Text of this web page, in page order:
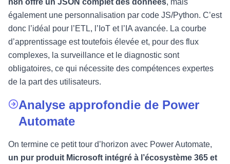
n8n offre un JSON complet des données, mais
également une personnalisation par code JS/Python. C’est
donc l’idéal pour l’ETL, l’IoT et l’IA avancée. La courbe
d’apprentissage est toutefois élevée et, pour des flux
complexes, la surveillance et le diagnostic sont
obligatoires, ce qui nécessite des compétences expertes
de la part des utilisateurs.
Analyse approfondie de Power
Automate
On termine ce petit tour d’horizon avec Power Automate,
un pur produit Microsoft intégré à l’écosystème 365 et